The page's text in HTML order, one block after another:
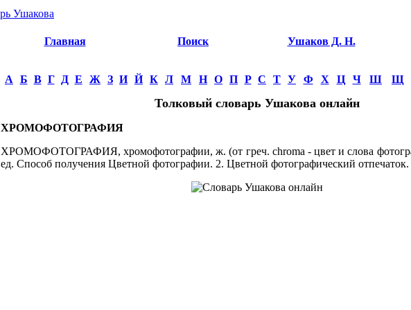
Главная Поиск Ушаков Д. Н.
А Б В Г Д Е Ж З И Й К Л М Н О П Р С Т У Ф Х Ц Ч Ш Щ
Толковый словарь Ушакова онлайн
ХРОМОФОТОГРАФИЯ
ХРОМОФОТОГРАФИЯ, хромофотографии, ж. (от греч. chroma - цвет и слова
ед. Способ получения Цветной фотографии. 2. Цветной фотографический отпечаток.